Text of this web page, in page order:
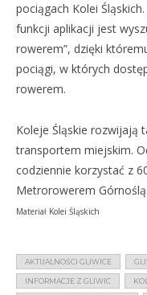
pociągach Kolei
funkcji aplikacji jest
rowerem”, dzięki
pociągi, w których
rowerem.
Koleje Śląskie rozwijają
transportem miejskim.
codziennie korzystać z
Metrorowerem
Materiał Kolei Śląskich
AKTUALNOŚCI GLIWICE
INFORMACJE Z GLIWIC